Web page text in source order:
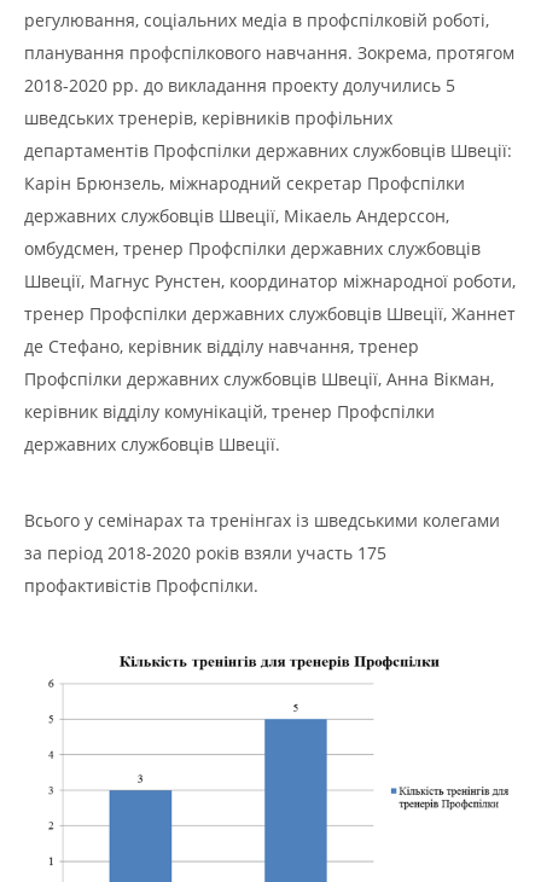
регулювання, соціальних медіа в профспілковій роботі,
планування профспілкового навчання. Зокрема, протягом
2018-2020 рр. до викладання проекту долучились 5
шведських тренерів, керівників профільних
департаментів Профспілки державних службовців Швеції:
Карін Брюнзель, міжнародний секретар Профспілки
державних службовців Швеції, Мікаель Андерссон,
омбудсмен, тренер Профспілки державних службовців
Швеції, Магнус Рунстен, координатор міжнародної роботи,
тренер Профспілки державних службовців Швеції, Жаннет
де Стефано, керівник відділу навчання, тренер
Профспілки державних службовців Швеції, Анна Вікман,
керівник відділу комунікацій, тренер Профспілки
державних службовців Швеції.
Всього у семінарах та тренінгах із шведськими колегами
за період 2018-2020 років взяли участь 175
профактивістів Профспілки.